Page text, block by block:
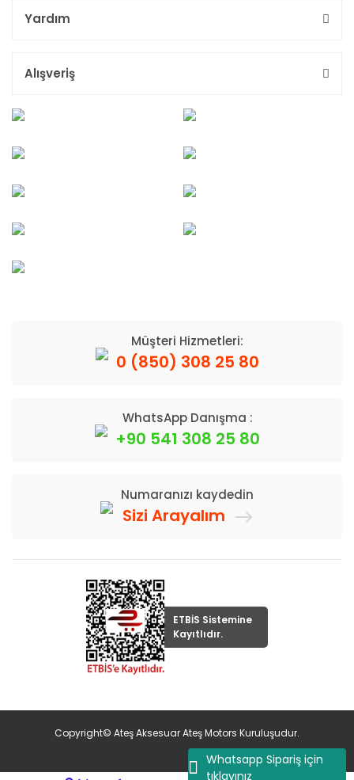
Whatsapp Sipariş için
tıklayınız
Yardım
Alışveriş
Müşteri Hizmetleri:
0 (850) 308 25 80
WhatsApp Danışma :
+90 541 308 25 80
Numaranızı kaydedin
Sizi Arayalım
ETBİS Sistemine
Kayıtlıdır.
Copyright© Ateş Aksesuar Ateş Motors Kuruluşudur.